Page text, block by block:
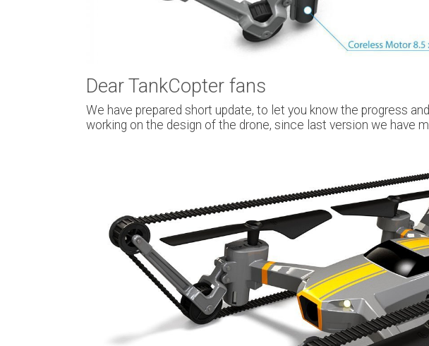
Dear TankCopter fans
We have prepared short update, to let you know the progress
working on the design of the drone, since last version we have